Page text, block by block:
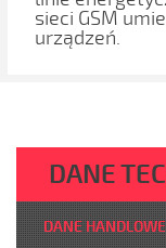
sieci GSM
urządzeń.
DANE
DANE HANDLOWE